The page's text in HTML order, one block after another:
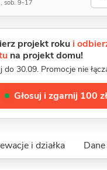
sob. 9-17
projekt roku i
na projekt domu!
do 30.09. Promocje nie
Głosuj i zgarnij 100 zł
i działka